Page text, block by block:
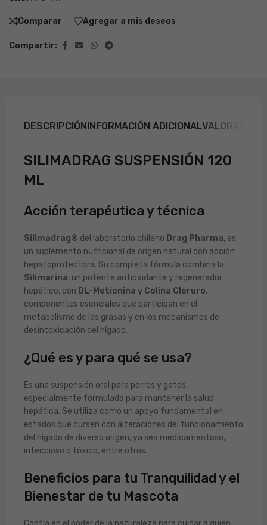
Comparar Agregar a mis deseos
Compartir:
DESCRIPCIÓNINFORMACIÓN ADICIONAL
SILIMADRAG SUSPENSIÓN 120
ML
Acción terapéutica y técnica
Silimadrag® del laboratorio chileno Drag Pharma, es
un suplemento nutricional de origen natural con acción
hepatoprotectora. Su completa fórmula combina la
Silimarina, un potente antioxidante y regenerador
hepático, con DL-Metionina y Colina Cloruro,
componentes esenciales que participan en el
metabolismo de las grasas y en los mecanismos de
desintoxicación del hígado.
¿Qué es y para qué se usa?
Es una suspensión oral para perros y gatos,
especialmente formulada para mantener la salud
hepática. Se utiliza como un apoyo fundamental en
estados que cursen con alteraciones del funcionamiento
del hígado de diverso origen, ya sea medicamentoso,
infeccioso o tóxico, entre otros.
Beneficios para tu Tranquilidad y el
Bienestar de tu Mascota